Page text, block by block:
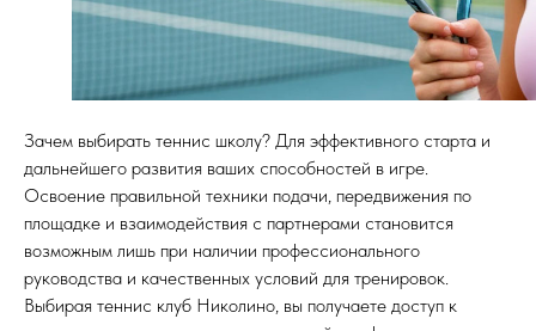
Зачем выбирать теннис школу? Для эффективного старта и
дальнейшего развития ваших способностей в игре.
Освоение правильной техники подачи, передвижения по
площадке и взаимодействия с партнерами становится
возможным лишь при наличии профессионального
руководства и качественных условий для тренировок.
Выбирая теннис клуб Николино, вы получаете доступ к